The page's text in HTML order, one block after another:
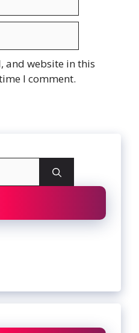
and website in this
I comment.